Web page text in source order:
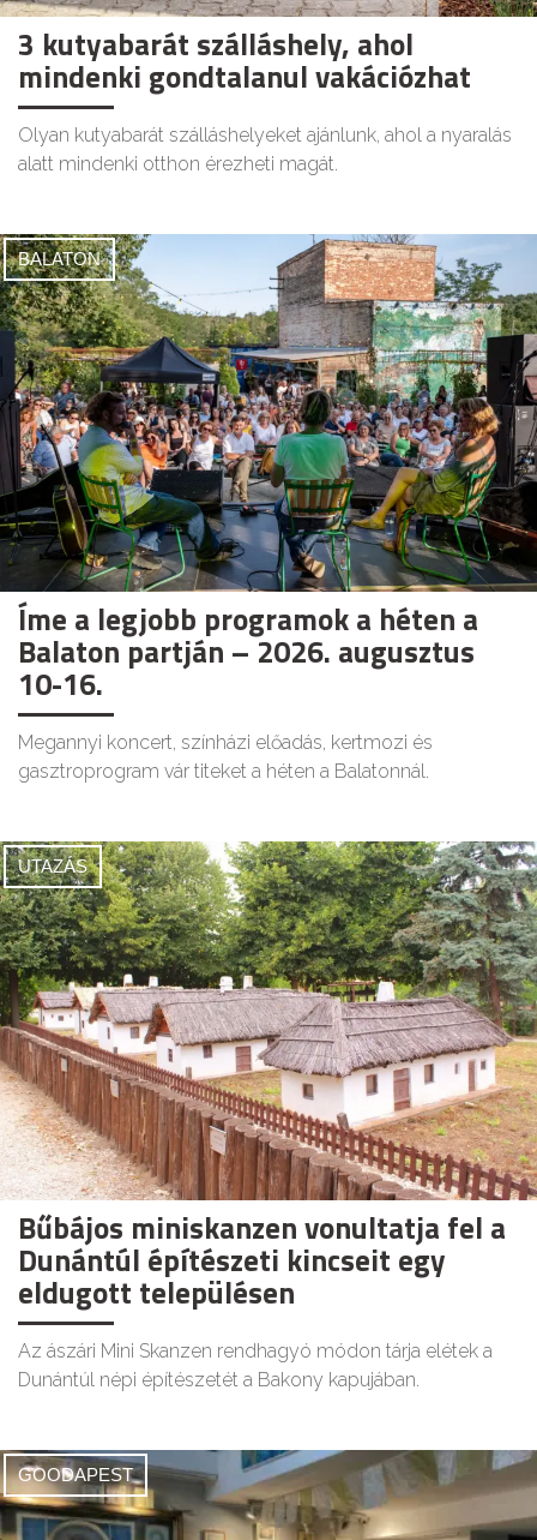
3 kutyabarát szálláshely, ahol
mindenki gondtalanul vakációzhat
Olyan kutyabarát szálláshelyeket ajánlunk, ahol a nyaralás
alatt mindenki otthon érezheti magát.
BALATON
Íme a legjobb programok a héten a
Balaton partján – 2026. augusztus
10-16.
Megannyi koncert, színházi előadás, kertmozi és
gasztroprogram vár titeket a héten a Balatonnál.
UTAZÁS
Bűbájos miniskanzen vonultatja fel a
Dunántúl építészeti kincseit egy
eldugott településen
Az ászári Mini Skanzen rendhagyó módon tárja elétek a
Dunántúl népi építészetét a Bakony kapujában.
GOODAPEST